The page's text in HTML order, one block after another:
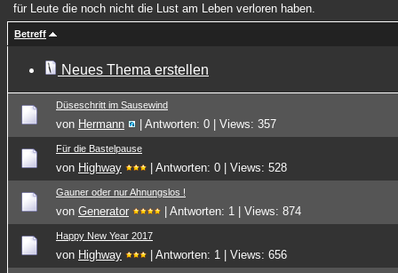
für Leute die noch nicht die Lust am Leben verloren haben.
Betreff
Neues Thema erstellen
Düseschritt im Sausewind
von Hermann | Antworten: 0 | Views: 357
Für die Bastelpause
von Highway | Antworten: 0 | Views: 528
Gauner oder nur Ahnungslos !
von Generator | Antworten: 1 | Views: 874
Happy New Year 2017
von Highway | Antworten: 1 | Views: 656